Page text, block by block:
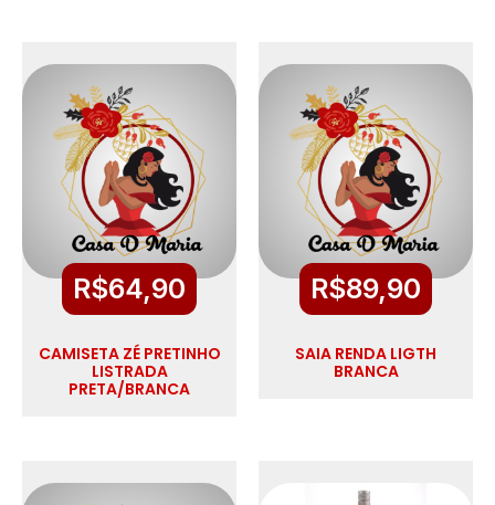
R$64,90
CAMISETA ZÉ PRETINHO
LISTRADA
PRETA/BRANCA
R$89,90
SAIA RENDA LIGTH
BRANCA